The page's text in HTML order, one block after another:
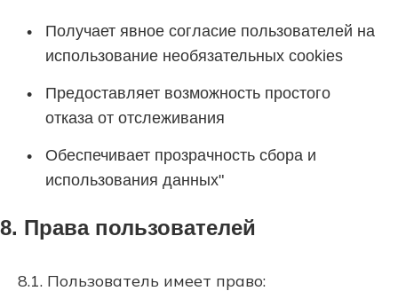
Получает явное согласие пользователей на
использование необязательных cookies
Предоставляет возможность простого
отказа от отслеживания
Обеспечивает прозрачность сбора и
использования данных"
8. Права пользователей
8.1. Пользователь имеет право: